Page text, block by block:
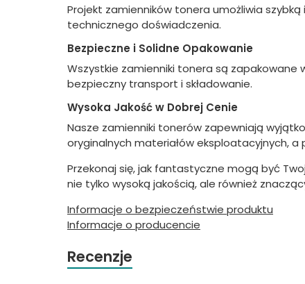
Projekt zamienników tonera umożliwia
technicznego doświadczenia.
Bezpieczne i Solidne Opakowanie
Wszystkie zamienniki tonera są zapakowane
bezpieczny transport i składowanie.
Wysoka Jakość w Dobrej Cenie
Nasze zamienniki tonerów zapewniają
oryginalnych materiałów eksploatacyjnych,
Przekonaj się, jak fantastyczne mogą być
nie tylko wysoką jakością, ale również
Informacje o bezpieczeństwie produktu
Informacje o producencie
Recenzje